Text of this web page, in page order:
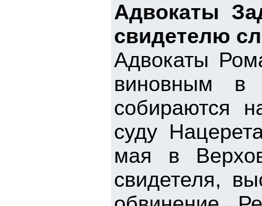
Адвокаты
свидетелю
Адвокаты
виновным в
собираются
суду
мая в
свидетеля,